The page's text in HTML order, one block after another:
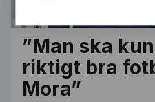
”Man ska
riktigt bra
Mora”